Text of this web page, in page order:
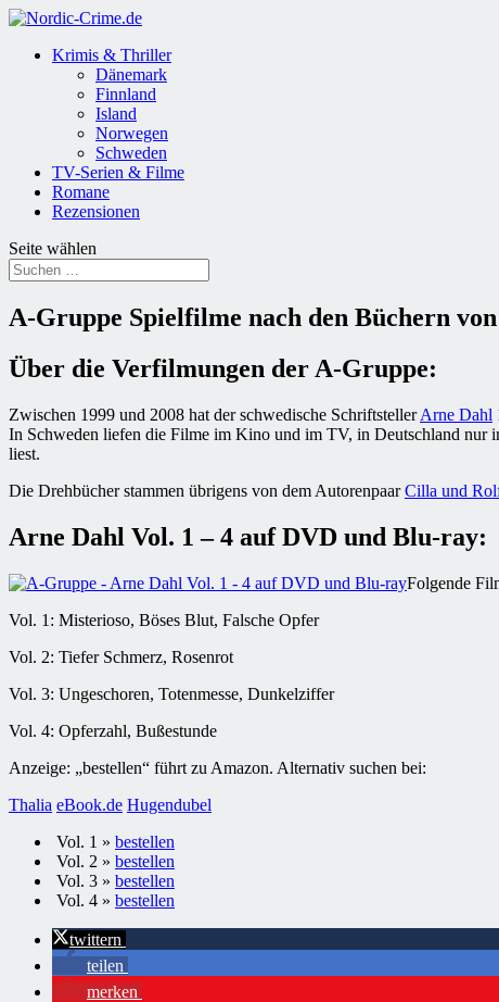
Krimis & Thriller
Dänemark
Finnland
Island
Norwegen
Schweden
TV-Serien & Filme
Romane
Rezensionen
Seite wählen
A-Gruppe Spielfilme nach den Büchern
Über die Verfilmungen der A-Gruppe:
Zwischen 1999 und 2008 hat der schwedische SchriftstellerArne Dahl
In Schweden liefen die Filme im Kino und im TV, in Deutschland nur
liest.
Die Drehbücher stammen übrigens von dem AutorenpaarCilla und
Arne Dahl Vol. 1 – 4 auf DVD und Blu-ray:
Folgende
Vol. 1: Misterioso, Böses Blut, Falsche Opfer
Vol. 2: Tiefer Schmerz, Rosenrot
Vol. 3: Ungeschoren, Totenmesse, Dunkelziffer
Vol. 4: Opferzahl, Bußestunde
Anzeige: „bestellen“ führt zu Amazon. Alternativ suchen bei:
Thalia eBook.de Hugendubel
Vol. 1 » bestellen
Vol. 2 » bestellen
Vol. 3 » bestellen
Vol. 4 » bestellen
twittern
teilen
merken